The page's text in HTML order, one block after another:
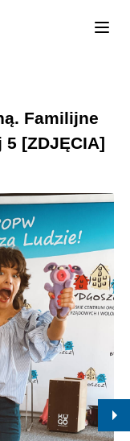
Familijne
[ZDJĘCIA]